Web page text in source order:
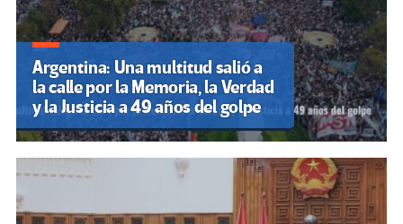
Argentina: Una multitud salió a
la calle por la Memoria, la Verdad
y la Justicia a 49 años del golpe